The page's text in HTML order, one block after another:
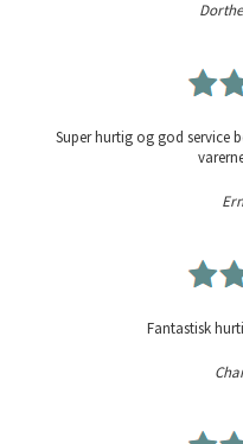
Super hurtig og god service
Fantastisk